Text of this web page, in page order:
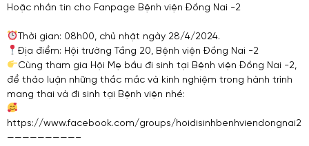
Hoặc nhắn tin cho Fanpage Bệnh viện Đồng Nai -2
Thời gian: 08h00, chủ nhật ngày 28/4/2024.
Địa điểm: Hội trường Tầng 20, Bệnh viện Đồng Nai -2
Cùng tham gia Hội Mẹ bầu đi sinh tại Bệnh viện Đồng Nai -2,
để thảo luận những thắc mắc và kinh nghiệm trong hành trình
mang thai và đi sinh tại Bệnh viện nhé:
https://www.facebook.com/groups/hoidisinhbenhviendongnai2
—————————–